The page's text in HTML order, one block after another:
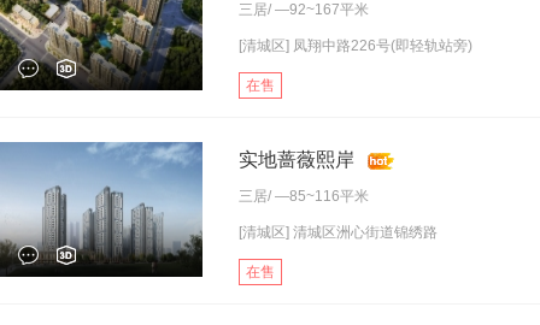
三居/ —92~167平米
[清城区] 凤翔中路226号(即轻轨站旁)
在售
实地蔷薇熙岸
三居/ —85~116平米
[清城区] 清城区洲心街道锦绣路
在售